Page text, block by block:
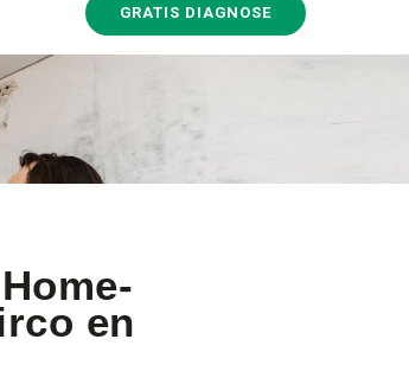
GRATIS DIAGNOSE
en